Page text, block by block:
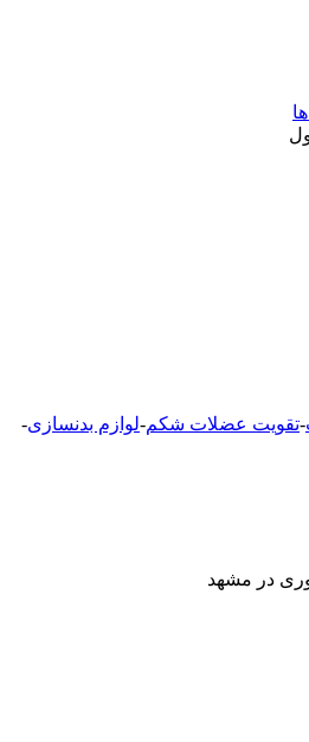
-تقویت عضلات شکم-لوازم بدنسازی-
در مشهد